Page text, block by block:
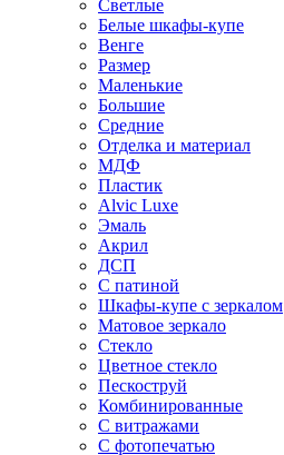
Светлые
Белые шкафы-купе
Венге
Размер
Маленькие
Большие
Средние
Отделка и материал
МДФ
Пластик
Alvic Luxe
Эмаль
Акрил
ДСП
С патиной
Шкафы-купе с зеркалом
Матовое зеркало
Стекло
Цветное стекло
Пескоструй
Комбинированные
С витражами
С фотопечатью